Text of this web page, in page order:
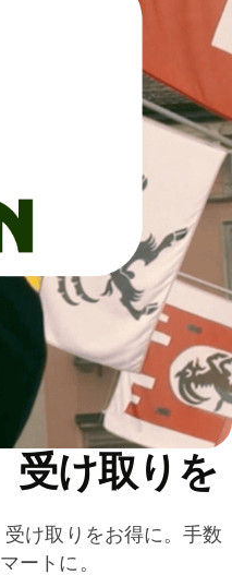
受け取りを
け取りをお得に。手数
ートに。